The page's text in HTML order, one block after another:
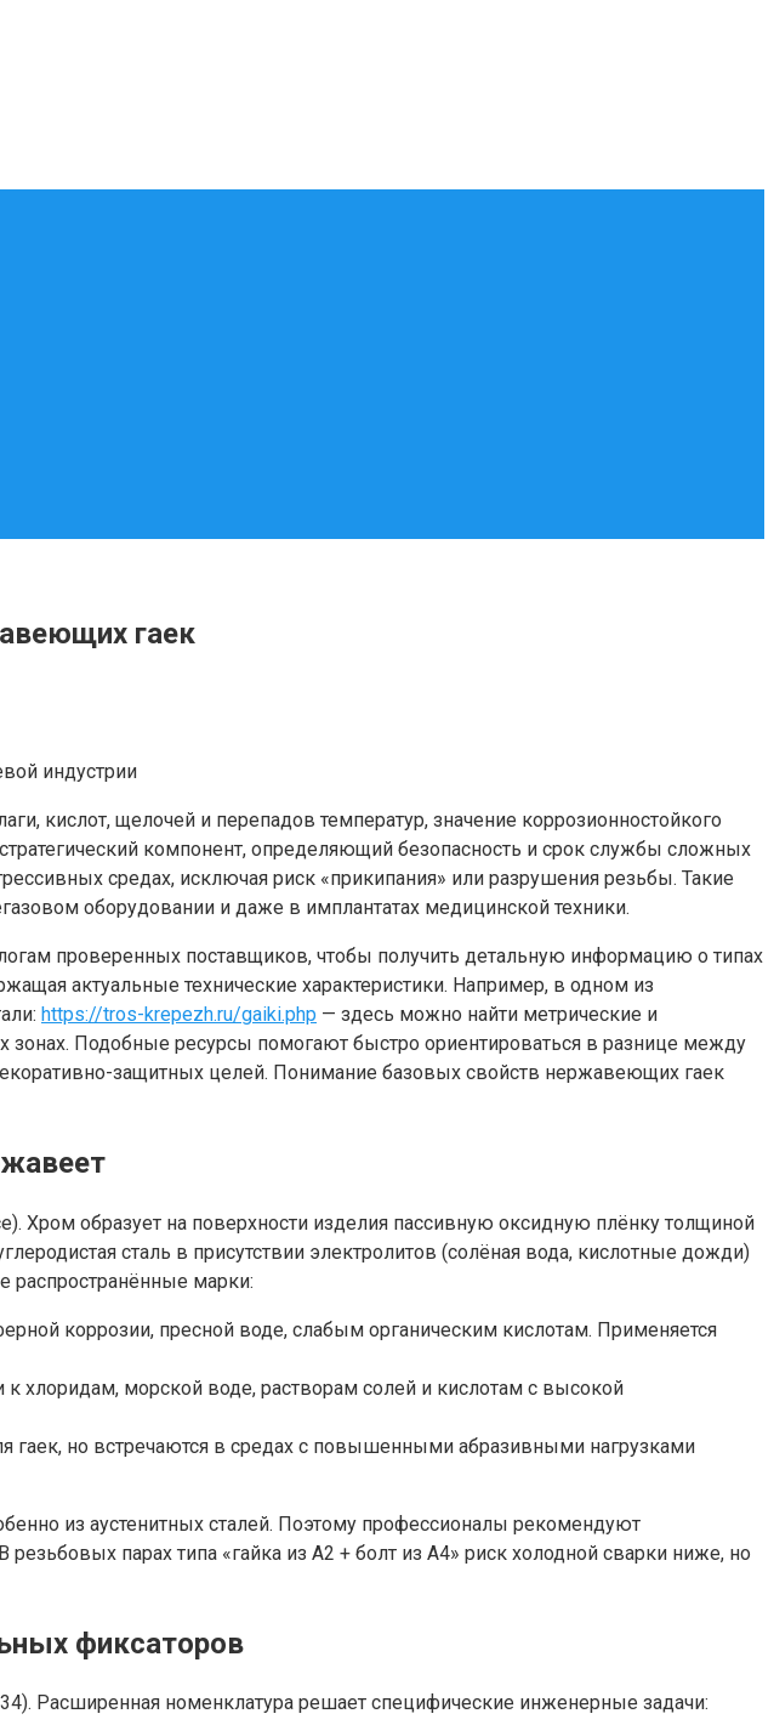
гаек
индустрии
кислот, щелочей и перепадов температур, значение коррозионностойкого
компонент, определяющий безопасность и срок службы сложных
средах, исключая риск «прикипания» или разрушения резьбы. Такие
оборудовании и даже в имплантатах медицинской техники.
проверенных поставщиков, чтобы получить детальную информацию о типах
актуальные технические характеристики. Например, в одном из
https://tros-krepezh.ru/gaiki.php — здесь можно найти метрические и
Подобные ресурсы помогают быстро ориентироваться в разнице между
защитных целей. Понимание базовых свойств нержавеющих гаек
Хром образует на поверхности изделия пассивную оксидную плёнку толщиной
сталь в присутствии электролитов (солёная вода, кислотные дожди)
распространённые марки:
коррозии, пресной воде, слабым органическим кислотам. Применяется
хлоридам, морской воде, растворам солей и кислотам с высокой
гаек, но встречаются в средах с повышенными абразивными нагрузками
из аустенитных сталей. Поэтому профессионалы рекомендуют
парах типа «гайка из A2 + болт из A4» риск холодной сварки ниже, но
фиксаторов
Расширенная номенклатура решает специфические инженерные задачи: